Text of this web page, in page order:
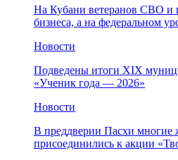
На Кубани ветеранов СВО и
бизнеса, а на федеральном
Новости
Подведены итоги XIX
«Ученик года — 2026»
Новости
В преддверии Пасхи многие
присоединились к акции